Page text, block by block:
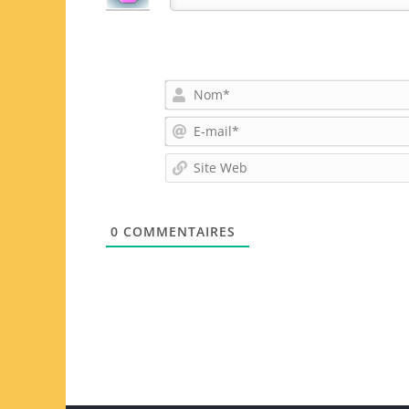
0 COMMENTAIRES